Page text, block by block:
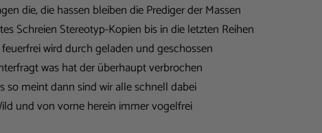
die, die hassen bleiben die Prediger der Massen
Schreien Stereotyp-Kopien bis in die letzten Reihen
wird durch geladen und geschossen
was hat der überhaupt verbrochen
so meint dann sind wir alle schnell dabei
und von vorne herein immer vogelfrei